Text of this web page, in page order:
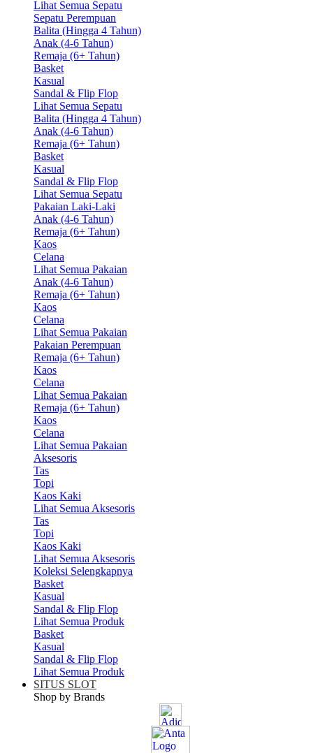
Lihat Semua Sepatu
Sepatu Perempuan
Balita (Hingga 4 Tahun)
Anak (4-6 Tahun)
Remaja (6+ Tahun)
Basket
Kasual
Sandal & Flip Flop
Lihat Semua Sepatu
Balita (Hingga 4 Tahun)
Anak (4-6 Tahun)
Remaja (6+ Tahun)
Basket
Kasual
Sandal & Flip Flop
Lihat Semua Sepatu
Pakaian Laki-Laki
Anak (4-6 Tahun)
Remaja (6+ Tahun)
Kaos
Celana
Lihat Semua Pakaian
Anak (4-6 Tahun)
Remaja (6+ Tahun)
Kaos
Celana
Lihat Semua Pakaian
Pakaian Perempuan
Remaja (6+ Tahun)
Kaos
Celana
Lihat Semua Pakaian
Remaja (6+ Tahun)
Kaos
Celana
Lihat Semua Pakaian
Aksesoris
Tas
Topi
Kaos Kaki
Lihat Semua Aksesoris
Tas
Topi
Kaos Kaki
Lihat Semua Aksesoris
Koleksi Selengkapnya
Basket
Kasual
Sandal & Flip Flop
Lihat Semua Produk
Basket
Kasual
Sandal & Flip Flop
Lihat Semua Produk
SITUS SLOT
Shop by Brands